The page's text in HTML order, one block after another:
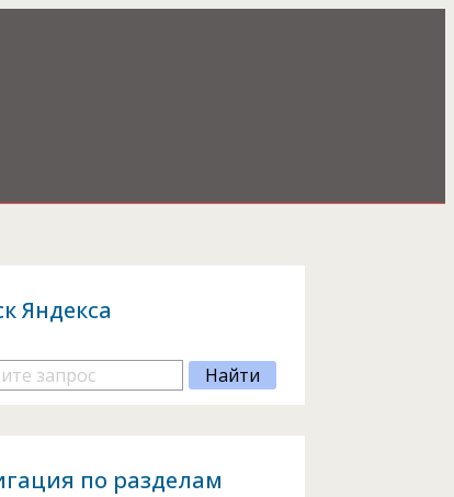
Яндекса
по разделам